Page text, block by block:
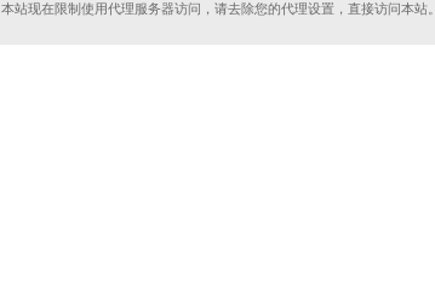
本站现在限制使用代理服务器访问，请去除您的代理设置，直接访问本站。